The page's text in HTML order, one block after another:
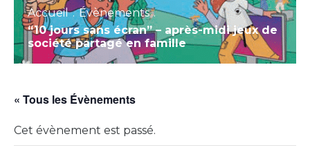
Accueil . Évènements .
“10 jours sans écran” – après-midi jeux de
société partagé en famille
« Tous les Évènements
Cet évènement est passé.